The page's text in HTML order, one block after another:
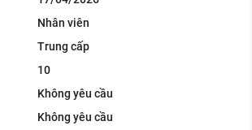
Nhân viên
Trung cấp
10
Không yêu cầu
Không yêu cầu